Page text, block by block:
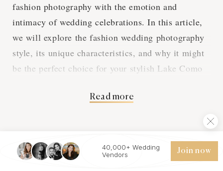
fashion photography with the emotion and
intimacy of wedding celebrations. In this article,
we will explore the fashion wedding photography
style, its unique characteristics, and why it might
be the perfect choice for your stylish Lake Como
Wedding Bliss
Read more
Other vendors in Lake Como for
40,000+ Wedding
Vendors
Join now